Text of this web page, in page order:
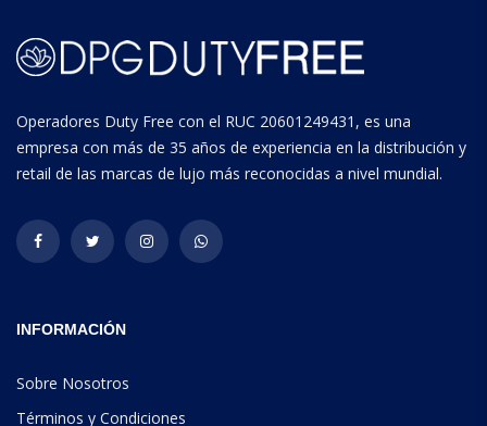
Operadores Duty Free con el RUC 20601249431, es una
empresa con más de 35 años de experiencia en la distribución y
retail de las marcas de lujo más reconocidas a nivel mundial.
INFORMACIÓN
Sobre Nosotros
Términos y Condiciones